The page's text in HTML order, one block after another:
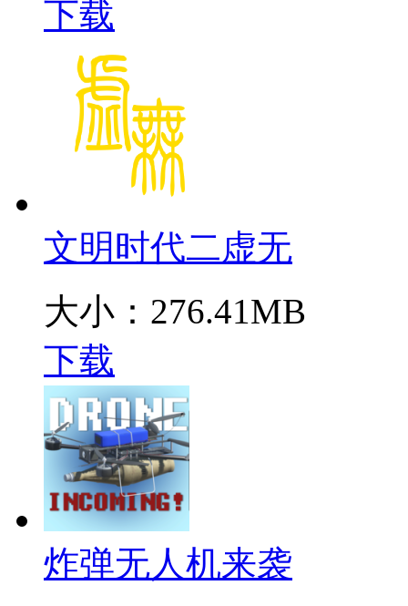
下载
文明时代二虚无
大小：276.41MB
下载
炸弹无人机来袭